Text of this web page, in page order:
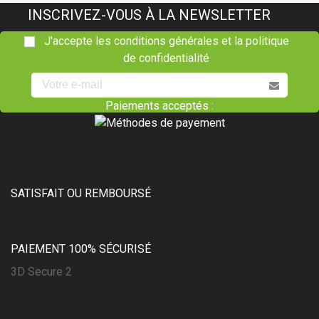
INSCRIVEZ-VOUS À LA NEWSLETTER
J'accepte les conditions générales et la politique
de confidentialité
Paiements acceptés :
SATISFAIT OU REMBOURSÉ
PAIEMENT 100% SÉCURISÉ
3D Secure 2